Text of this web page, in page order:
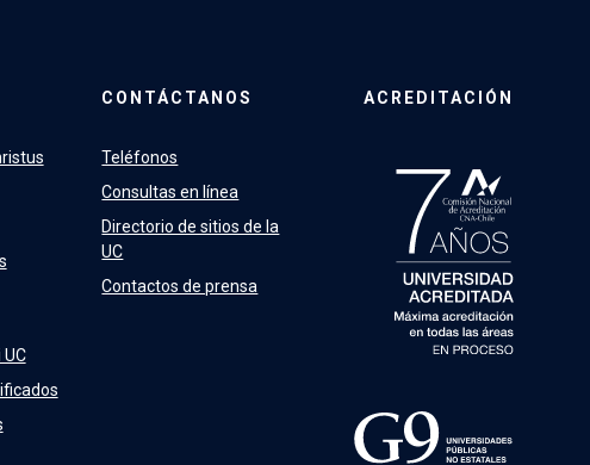
CONTÁCTANOS
Teléfonos
Consultas en línea
Directorio de sitios de la
UC
Contactos de prensa
ACREDITACIÓN